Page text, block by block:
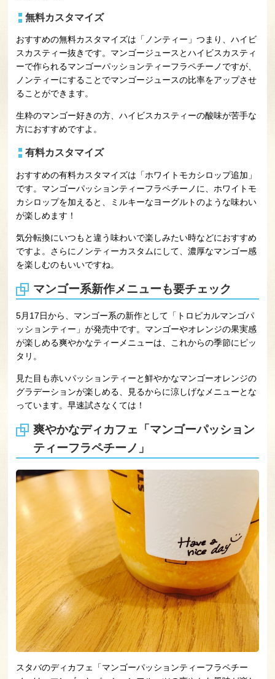
無料カスタマイズ
おすすめの無料カスタマイズは「ノンティー」つまり、ハイビ
スカスティー抜きです。マンゴージュースとハイビスカスティ
ーで作られるマンゴーパッションティーフラペチーノですが、
ノンティーにすることでマンゴージュースの比率をアップさせ
ることができます。
生粋のマンゴー好きの方、ハイビスカスティーの酸味が苦手な
方におすすめですよ。
有料カスタマイズ
おすすめの有料カスタマイズは「ホワイトモカシロップ追加」
です。マンゴーパッションティーフラペチーノに、ホワイトモ
カシロップを加えると、ミルキーなヨーグルトのような味わい
が楽しめます！
気分転換にいつもと違う味わいで楽しみたい時などにおすすめ
ですよ。さらにノンティーカスタムにして、濃厚なマンゴー感
を楽しむのもいいですね。
マンゴー系新作メニューも要チェック
5月17日から、マンゴー系の新作として「トロピカルマンゴパ
ッションティー」が発売中です。マンゴーやオレンジの果実感
が楽しめる爽やかなティーメニューは、これからの季節にピッ
タリ。
見た目も赤いパッションティーと鮮やかなマンゴーオレンジの
グラデーションが楽しめる、見るからに涼しげなメニューとな
っています。早速試さなくては！
爽やかなディカフェ「マンゴーパッション
ティーフラペチーノ」
スタバのディカフェ「マンゴーパッションティーフラペチー